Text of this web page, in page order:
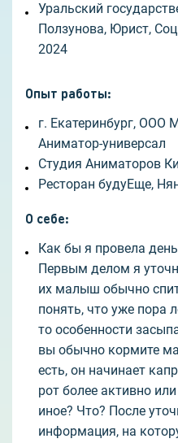
Уральский
Ползунова, Юрист,
2024
Опыт работы:
г. Екатеринбург, ООО
Аниматор-универсал
Студия Аниматоров
Ресторан будуЕще,
О себе:
Как бы я провела
Первым делом я
их малыш обычно
понять, что уже пора
то особенности
вы обычно кормите
есть, он начинает
рот более активно
иное? Что? После
информация, на